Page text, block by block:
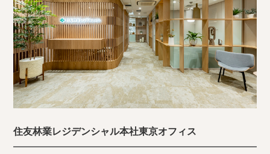
住友林業レジデンシャル本社東京オフィス